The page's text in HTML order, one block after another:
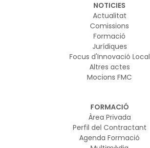
NOTICIES
Actualitat
Comissions
Formació
Jurídiques
Focus d'Innovació Local
Altres actes
Mocions FMC
FORMACIÓ
Àrea Privada
Perfil del Contractant
Agenda Formació